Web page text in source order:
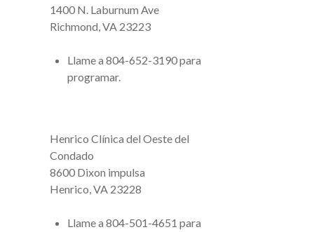
1400 N. Laburnum Ave
Richmond , VA 23223
Llame a 804-652-3190 para
programar.
Henrico Clínica del Oeste del
Condado
8600 Dixon impulsa
Henrico , VA 23228
Llame a 804-501-4651 para